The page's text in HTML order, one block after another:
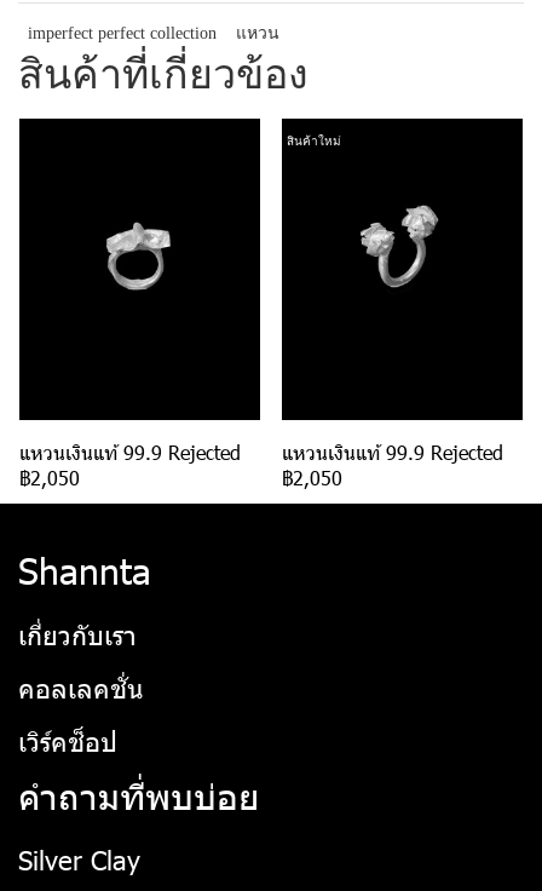
imperfect perfect collection แหวน
สินค้าที่เกี่ยวข้อง
แหวนเงินแท้ 99.9 Rejected
฿2,050
สินค้าใหม่
แหวนเงินแท้ 99.9 Rejected
฿2,050
Shannta
เกี่ยวกับเรา
คอลเลคชั่น
เวิร์คช็อป
คำถามที่พบบ่อย
Silver Clay